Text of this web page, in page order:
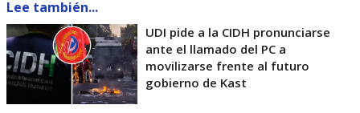
Lee también...
UDI pide a la CIDH pronunciarse
ante el llamado del PC a
movilizarse frente al futuro
gobierno de Kast